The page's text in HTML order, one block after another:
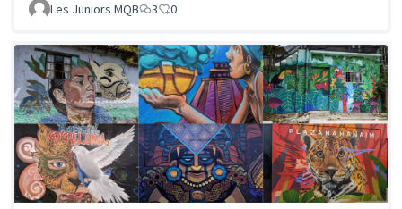
Les Juniors MQB
3 0